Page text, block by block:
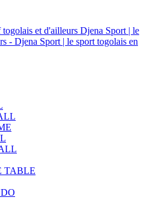
Djena Sport | le
- Djena Sport | le sport togolais en
TABLE